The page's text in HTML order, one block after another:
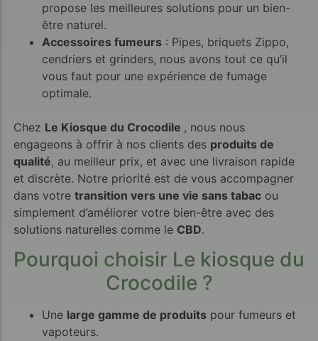
propose les meilleures solutions pour un bien-
être naturel.
Accessoires fumeurs : Pipes, briquets Zippo,
cendriers et grinders, nous avons tout ce qu’il
vous faut pour une expérience de fumage
optimale.
Chez Le Kiosque du Crocodile , nous nous
engageons à offrir à nos clients des produits de
qualité, au meilleur prix, et avec une livraison rapide
et discrète. Notre priorité est de vous accompagner
dans votre transition vers une vie sans tabac ou
simplement d’améliorer votre bien-être avec des
solutions naturelles comme le CBD.
Pourquoi choisir Le kiosque du
Crocodile ?
Une large gamme de produits pour fumeurs et
vapoteurs.